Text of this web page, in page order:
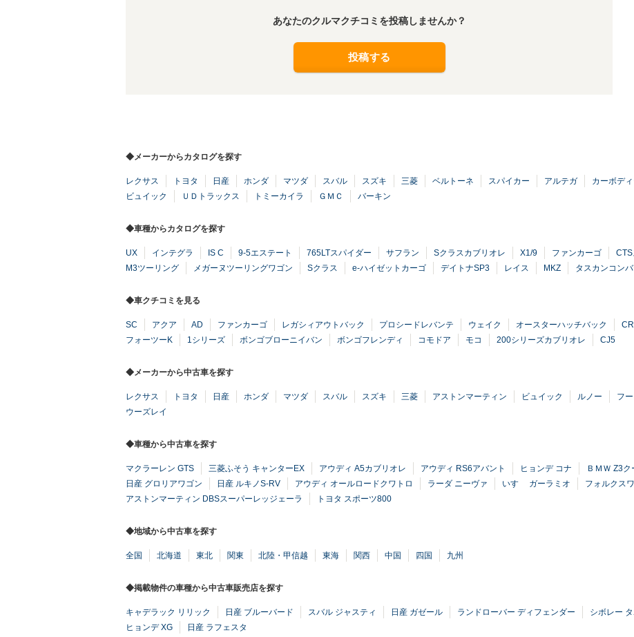
あなたのクルマクチコミを投稿しませんか？
投稿する
◆メーカーからカタログを探す
レクサス トヨタ 日産 ホンダ マツダ スバル スズキ 三菱 ベルトーネ スパイカー アルテガ カーボデ
ビュイック
ＵＤトラックス トミーカイラ ＧＭＣ バーキン
◆車種からカタログを探す
UX インテグラ IS C 9-5エステート 765LTスパイダー サフラン Sクラスカブリオレ X1/9 ファンカーゴ
M3ツーリング
メガーヌツーリングワゴン Sクラス e-ハイゼットカーゴ デイトナSP3 レイス MKZ タスカンコン
◆車クチコミを見る
SC アクア AD ファンカーゴ レガシィアウトバック プロシードレバンテ ウェイク オースターハッチバック
フォーツーK
1シリーズ ボンゴブローニイバン ボンゴフレンディ コモドア モコ 200シリーズカブリオレ CJ5
◆メーカーから中古車を探す
レクサス トヨタ 日産 ホンダ マツダ スバル スズキ 三菱 アストンマーティン ビュイック ルノー フ
ウーズレイ
◆車種から中古車を探す
マクラーレン GTS 三菱ふそう キャンターEX アウディ A5カブリオレ アウディ RS6アバント ヒョンデ コナ ＢＭＷ Z3ク
日産 グロリアワゴン
日産 ルキノS-RV アウディ オールロードクワトロ ラーダ ニーヴァ いすゞ ガーラミオ
フォルクス
アストンマーティン DBSスーパーレッジェーラ
トヨタ スポーツ800
◆地域から中古車を探す
全国 北海道 東北 関東 北陸・甲信越 東海 関西 中国 四国 九州
◆掲載物件の車種から中古車販売店を探す
キャデラック リリック 日産 ブルーバード スバル ジャスティ 日産 ガゼール ランドローバー ディフェンダー シボレー
ヒョンデ XG
日産 ラフェスタ